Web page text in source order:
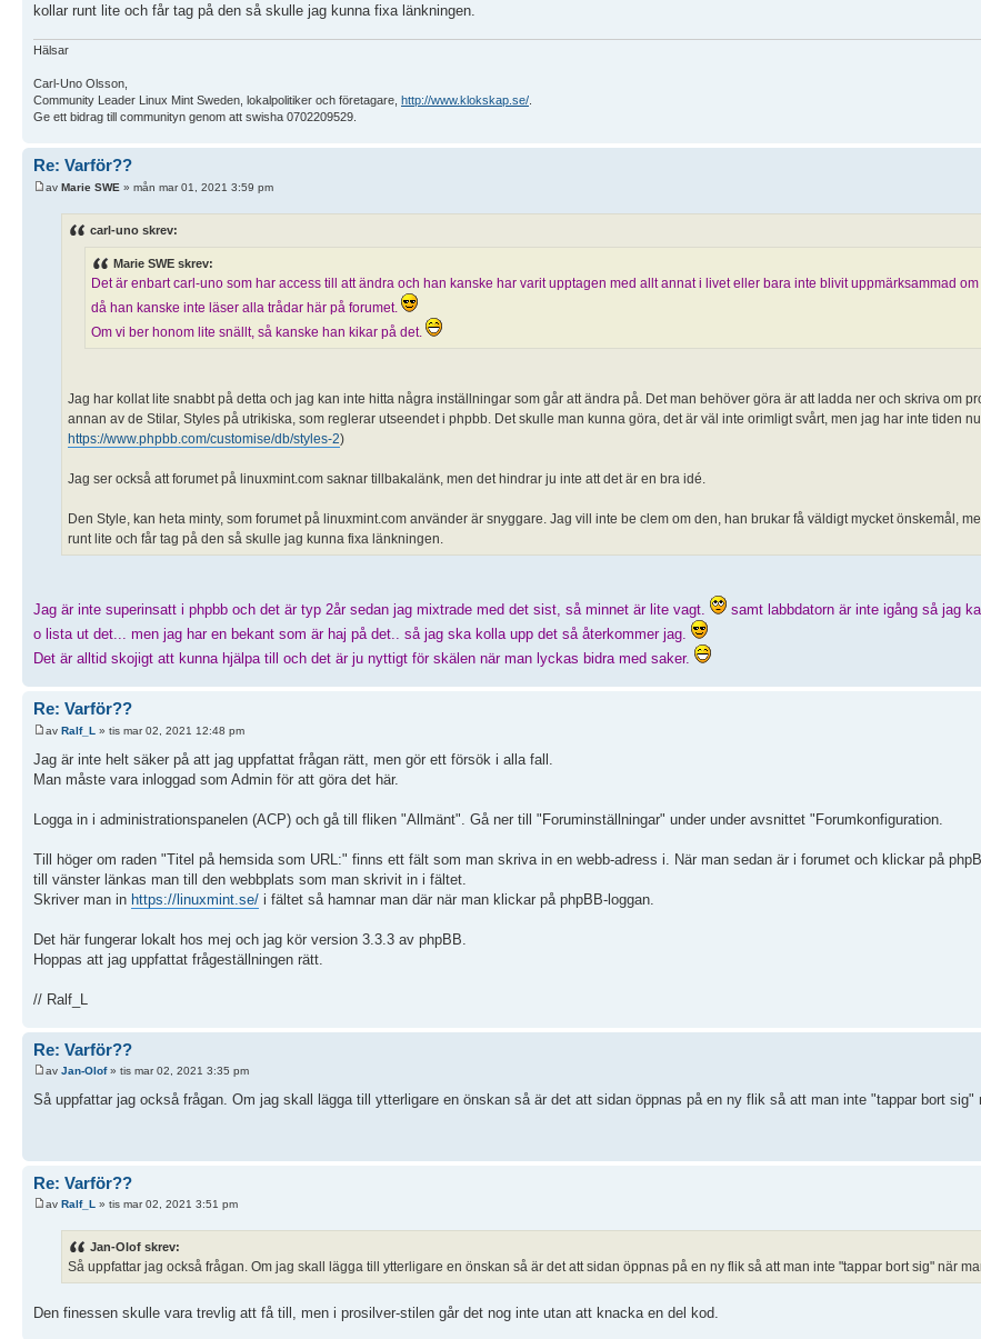
kollar runt lite och får tag på den så skulle jag kunna fixa länkningen.
Hälsar
Carl-Uno Olsson,
Community Leader Linux Mint Sweden, lokalpolitiker och företagare, http://www.klokskap.se/.
Ge ett bidrag till communityn genom att swisha 0702209529.
Re: Varför??
av Marie SWE » mån mar 01, 2021 3:59 pm
carl-uno skrev:
Marie SWE skrev:
Det är enbart carl-uno som har access till att ändra och han kanske har varit upptagen med allt annat i livet eller bara inte blivit uppmärksammad
då han kanske inte läser alla trådar här på forumet.
Om vi ber honom lite snällt, så kanske han kikar på det.
Jag har kollat lite snabbt på detta och jag kan inte hitta några inställningar som går att ändra på. Det man behöver göra är att ladda ner och skriva om
annan av de Stilar, Styles på utrikiska, som reglerar utseendet i phpbb. Det skulle man kunna göra, det är väl inte orimligt svårt, men jag har inte tiden
https://www.phpbb.com/customise/db/styles-2)
Jag ser också att forumet på linuxmint.com saknar tillbakalänk, men det hindrar ju inte att det är en bra idé.
Den Style, kan heta minty, som forumet på linuxmint.com använder är snyggare. Jag vill inte be clem om den, han brukar få väldigt mycket önskemål,
runt lite och får tag på den så skulle jag kunna fixa länkningen.
Jag är inte superinsatt i phpbb och det är typ 2år sedan jag mixtrade med det sist, så minnet är lite vagt.
samt labbdatorn är inte igång så jag
o lista ut det... men jag har en bekant som är haj på det.. så jag ska kolla upp det så återkommer jag.
Det är alltid skojigt att kunna hjälpa till och det är ju nyttigt för skälen när man lyckas bidra med saker.
Re: Varför??
av Ralf_L » tis mar 02, 2021 12:48 pm
Jag är inte helt säker på att jag uppfattat frågan rätt, men gör ett försök i alla fall.
Man måste vara inloggad som Admin för att göra det här.
Logga in i administrationspanelen (ACP) och gå till fliken "Allmänt". Gå ner till "Foruminställningar" under under avsnittet "Forumkonfiguration.
Till höger om raden "Titel på hemsida som URL:" finns ett fält som man skriva in en webb-adress i. När man sedan är i forumet och klickar på
till vänster länkas man till den webbplats som man skrivit in i fältet.
Skriver man in https://linuxmint.se/ i fältet så hamnar man där när man klickar på phpBB-loggan.
Det här fungerar lokalt hos mej och jag kör version 3.3.3 av phpBB.
Hoppas att jag uppfattat frågeställningen rätt.
// Ralf_L
Re: Varför??
av Jan-Olof» tis mar 02, 2021 3:35 pm
Så uppfattar jag också frågan. Om jag skall lägga till ytterligare en önskan så är det att sidan öppnas på en ny flik så att man inte "tappar bort sig"
Re: Varför??
av Ralf_L » tis mar 02, 2021 3:51 pm
Jan-Olof skrev:
Så uppfattar jag också frågan. Om jag skall lägga till ytterligare en önskan så är det att sidan öppnas på en ny flik så att man inte "tappar bort sig" när
Den finessen skulle vara trevlig att få till, men i prosilver-stilen går det nog inte utan att knacka en del kod.